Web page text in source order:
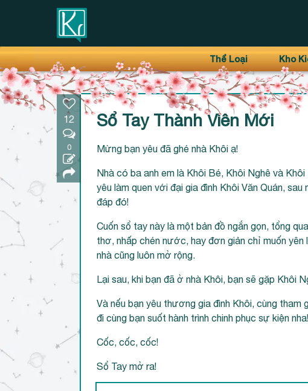
qua
Thanh điều hướng trên
Thể Loại Kho
12
0
Sổ Tay Thành Viên Mới
Mừng bạn yêu đã ghé nhà Khôi ạ!
Nhà có ba anh em là Khôi Bé, Khôi Nghê và
yêu làm quen với đại gia đình Khôi Văn Quán,
đáp đó!
Cuốn sổ tay này là một bản đồ ngắn gọn, tổng
thơ, nhấp chén nước, hay đơn giản chỉ muốn
nhà cũng luôn mở rộng.
Lại sau, khi bạn đã ở nhà Khôi, bạn sẽ gặp Khôi
Và nếu bạn yêu thương gia đình Khôi, cùng tham
đi cùng bạn suốt hành trình chinh phục sự kiện nha!
Cốc, cốc, cốc!
Sổ Tay mở ra!